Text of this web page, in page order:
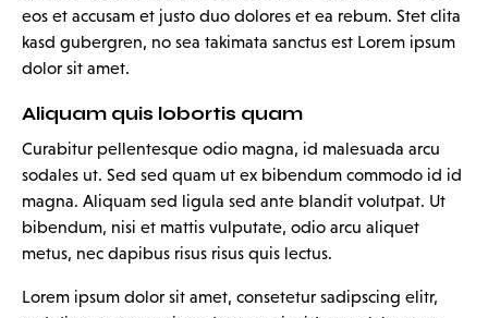
eos et accusam et justo duo dolores et ea rebum. Stet clita
kasd gubergren, no sea takimata sanctus est Lorem ipsum
dolor sit amet.
Aliquam quis lobortis quam
Curabitur pellentesque odio magna, id malesuada arcu
sodales ut. Sed sed quam ut ex bibendum commodo id id
magna. Aliquam sed ligula sed ante blandit volutpat. Ut
bibendum, nisi et mattis vulputate, odio arcu aliquet
metus, nec dapibus risus risus quis lectus.
Lorem ipsum dolor sit amet, consetetur sadipscing elitr,